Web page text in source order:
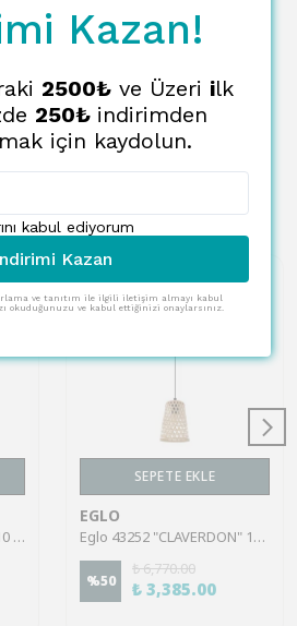
Eglo 99662 "CURASAO" 110 Cm Yüksekliğinde Çelik Siyah Sarkıt Avize
SEPETE EKLE
EGLO
Eglo 43252 "CLAVERDON" 18 Cm Çapında Çelik Siyah Sarkıt Avize
%50
₺ 6,770.00
₺ 3,385.00
Kazan!
2500₺ve Üzeri ilk
250₺ indirimden
için kaydolun.
kabul ediyorum
Kazan
ve tanıtım ile ilgili iletişim almayı kabul
okuduğunuzu ve kabul ettiğinizi onaylarsınız.